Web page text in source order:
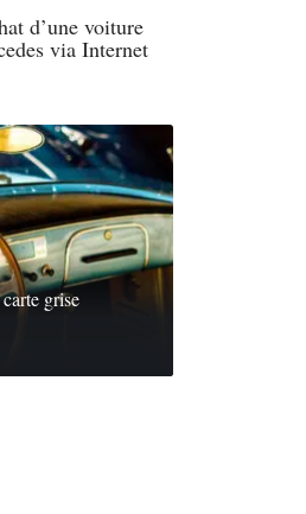
d’une voiture
via Internet
grise